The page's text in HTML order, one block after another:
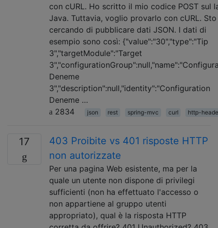
con cURL. Ho scritto il mio codice POST sul
Java. Tuttavia, voglio provarlo con cURL. Sto
cercando di pubblicare dati JSON. I dati di
esempio sono così: {"value":"30","type":"Tip
3","targetModule":"Target
Deneme
3","description":null,"identity":"Configuration
Deneme …
2834
json rest spring-mvc curl http-
17
403 Proibite vs 401 risposte HTTP
non autorizzate
Per una pagina Web esistente, ma per la
quale un utente non dispone di privilegi
sufficienti (non ha effettuato l'accesso o
non appartiene al gruppo utenti
appropriato), qual è la risposta HTTP